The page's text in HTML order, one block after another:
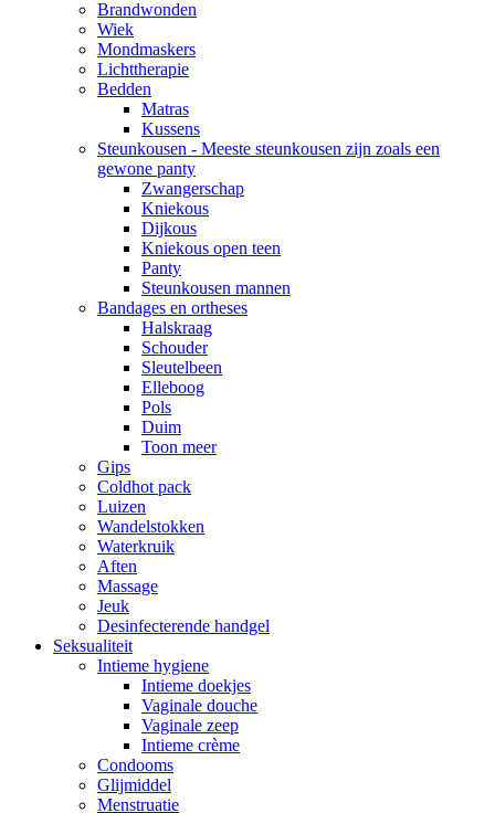
Brandwonden
Wiek
Mondmaskers
Lichttherapie
Bedden
Matras
Kussens
Steunkousen - Meeste steunkousen zijn zoals een
gewone panty
Zwangerschap
Kniekous
Dijkous
Kniekous open teen
Panty
Steunkousen mannen
Bandages en ortheses
Halskraag
Schouder
Sleutelbeen
Elleboog
Pols
Duim
Toon meer
Gips
Coldhot pack
Luizen
Wandelstokken
Waterkruik
Aften
Massage
Jeuk
Desinfecterende handgel
Seksualiteit
Intieme hygiene
Intieme doekjes
Vaginale douche
Vaginale zeep
Intieme crème
Condooms
Glijmiddel
Menstruatie